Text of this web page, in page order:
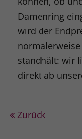
Damenring
wird der
standhält: wir
direkt ab
Zurück